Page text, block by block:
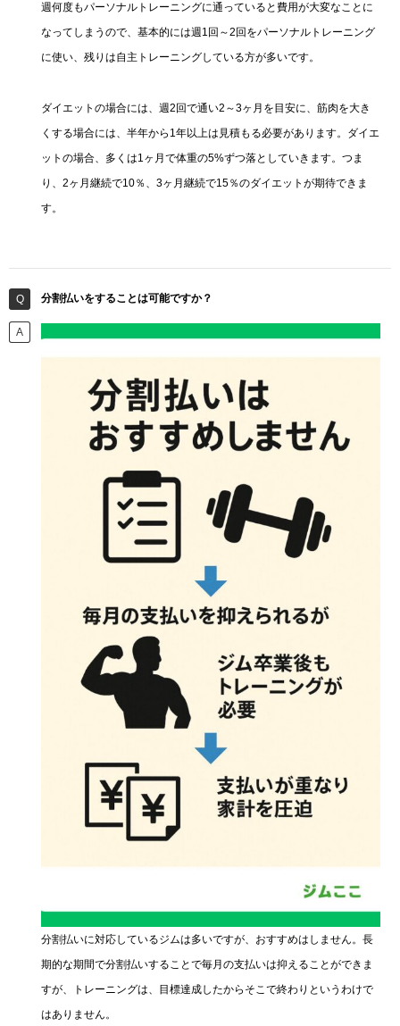
週何度もパーソナルトレーニングに通っていると費用が大変なことに
なってしまうので、基本的には週1回～2回をパーソナルトレーニング
に使い、残りは自主トレーニングしている方が多いです。
ダイエットの場合には、週2回で通い2～3ヶ月を目安に、筋肉を大き
くする場合には、半年から1年以上は見積もる必要があります。ダイエ
ットの場合、多くは1ヶ月で体重の5%ずつ落としていきます。つま
り、2ヶ月継続で10％、3ヶ月継続で15％のダイエットが期待できま
す。
分割払いをすることは可能ですか？
分割払いに対応しているジムは多いですが、おすすめはしません。長
期的な期間で分割払いすることで毎月の支払いは抑えることができま
すが、トレーニングは、目標達成したからそこで終わりというわけで
はありません。